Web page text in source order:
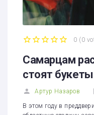
0 (0
Самарцам
стоят
Артур Назаров
В этом году в